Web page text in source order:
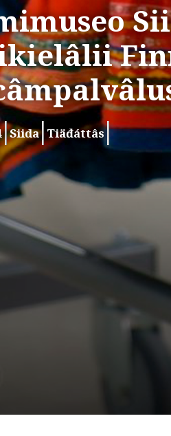
Siida Tiäđáttâs